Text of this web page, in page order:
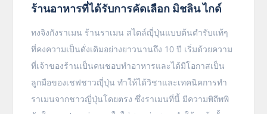
ร้านอาหารที่ได้รับการคัดเลือก มิชลิน ไกด์
ทงจิงกังราเมน ร้านราเมน สไตล์ญุี่ปุ่นแบบต้นตำรับแท้ๆ
ที่คงความเป็นดั่งเดิมอย่างยาวนานถึง 10 ปี เริ่มด้วยความ
ที่เจ้าของร้านเป็นคนชอบทำอาหารและได้มีโอกาสเป็น
ลูกมือของเชฟชาวญุี่ปุ่น ทำให้ได้วิชาและเทคนิคการทำ
ราเมนจากชาวญี่ปุ่นโดยตรง ซึ่งราเมนที่นี้ มีความพิถีพพิ